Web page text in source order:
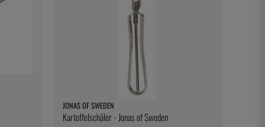
JONAS OF SWEDEN
Kartoffelschäler - Jonas of Sweden